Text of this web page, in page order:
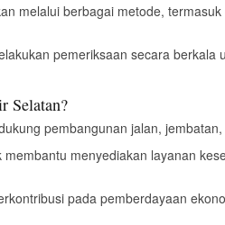
melalui berbagai metode,
pemeriksaan secara
Selatan?
pembangunan jalan,
membantu menyediakan layanan
pada pemberdayaan